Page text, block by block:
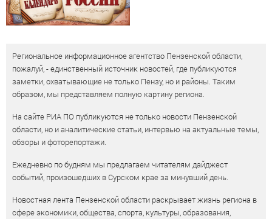
Региональное информационное агентство Пензенской области,
пожалуй, - единственный источник новостей, где публикуются
заметки, охватывающие не только Пензу, но и районы. Таким
образом, мы представляем полную картину региона.
На сайте РИА ПО публикуются не только новости Пензенской
области, но и аналитические статьи, интервью на актуальные темы,
обзоры и фоторепортажи.
Ежедневно по будням мы предлагаем читателям дайджест
событий, произошедших в Сурском крае за минувший день.
Новостная лента Пензенской области раскрывает жизнь региона в
сфере экономики, общества, спорта, культуры, образования,